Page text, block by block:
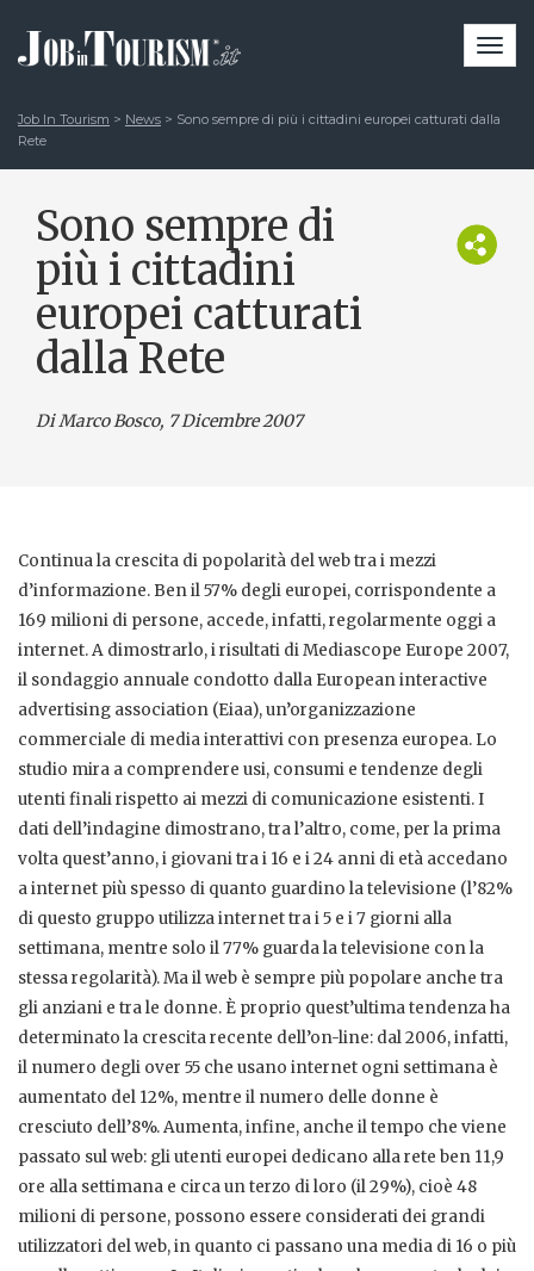
Job In Tourism > News > Sono sempre di più i cittadini europei catturati dalla
Rete
Sono sempre di
più i cittadini
europei catturati
dalla Rete
Di Marco Bosco, 7 Dicembre 2007
Continua la crescita di popolarità del web tra i mezzi
d’informazione. Ben il 57% degli europei, corrispondente a
169 milioni di persone, accede, infatti, regolarmente oggi a
internet. A dimostrarlo, i risultati di Mediascope Europe 2007,
il sondaggio annuale condotto dalla European interactive
advertising association (Eiaa), un’organizzazione
commerciale di media interattivi con presenza europea. Lo
studio mira a comprendere usi, consumi e tendenze degli
utenti finali rispetto ai mezzi di comunicazione esistenti. I
dati dell’indagine dimostrano, tra l’altro, come, per la prima
volta quest’anno, i giovani tra i 16 e i 24 anni di età accedano
a internet più spesso di quanto guardino la televisione (l’82%
di questo gruppo utilizza internet tra i 5 e i 7 giorni alla
settimana, mentre solo il 77% guarda la televisione con la
stessa regolarità). Ma il web è sempre più popolare anche tra
gli anziani e tra le donne. È proprio quest’ultima tendenza ha
determinato la crescita recente dell’on-line: dal 2006, infatti,
il numero degli over 55 che usano internet ogni settimana è
aumentato del 12%, mentre il numero delle donne è
cresciuto dell’8%. Aumenta, infine, anche il tempo che viene
passato sul web: gli utenti europei dedicano alla rete ben 11,9
ore alla settimana e circa un terzo di loro (il 29%), cioè 48
milioni di persone, possono essere considerati dei grandi
utilizzatori del web, in quanto ci passano una media di 16 o più